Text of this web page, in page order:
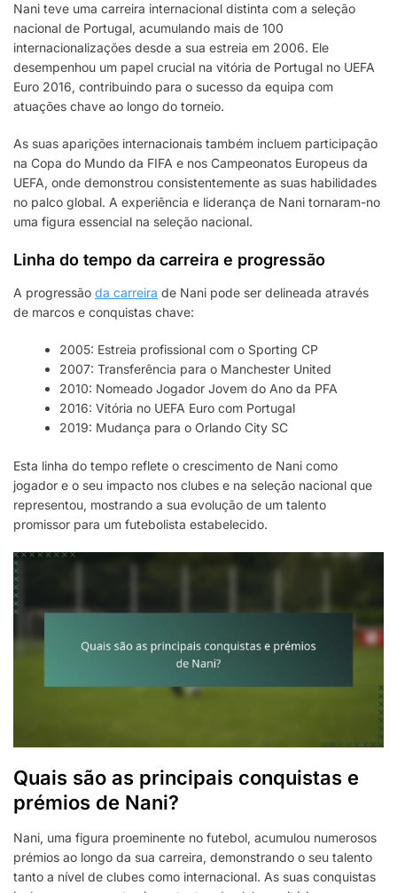
Nani teve uma carreira internacional distinta com a seleção
nacional de Portugal, acumulando mais de 100
internacionalizações desde a sua estreia em 2006. Ele
desempenhou um papel crucial na vitória de Portugal no UEFA
Euro 2016, contribuindo para o sucesso da equipa com
atuações chave ao longo do torneio.
As suas aparições internacionais também incluem participação
na Copa do Mundo da FIFA e nos Campeonatos Europeus da
UEFA, onde demonstrou consistentemente as suas habilidades
no palco global. A experiência e liderança de Nani tornaram-no
uma figura essencial na seleção nacional.
Linha do tempo da carreira e progressão
A progressão da carreira de Nani pode ser delineada através
de marcos e conquistas chave:
2005: Estreia profissional com o Sporting CP
2007: Transferência para o Manchester United
2010: Nomeado Jogador Jovem do Ano da PFA
2016: Vitória no UEFA Euro com Portugal
2019: Mudança para o Orlando City SC
Esta linha do tempo reflete o crescimento de Nani como
jogador e o seu impacto nos clubes e na seleção nacional que
representou, mostrando a sua evolução de um talento
promissor para um futebolista estabelecido.
Quais são as principais conquistas e
prémios de Nani?
Nani, uma figura proeminente no futebol, acumulou numerosos
prémios ao longo da sua carreira, demonstrando o seu talento
tanto a nível de clubes como internacional. As suas conquistas